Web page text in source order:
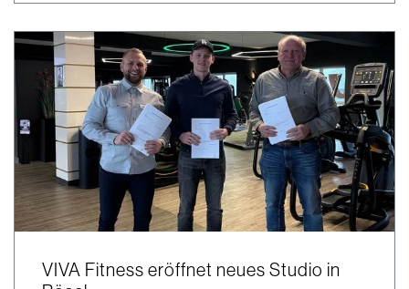
VIVA Fitness eröffnet neues Studio in